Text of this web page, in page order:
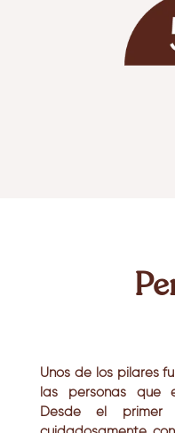
Unos de los pilares
las personas que
Desde el primer